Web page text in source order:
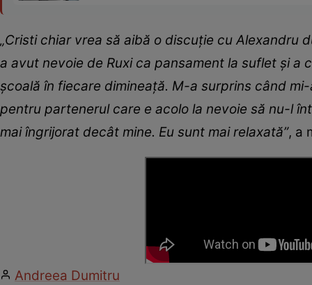
„Cristi chiar vrea să aibă o discuție cu Alexandru
a avut nevoie de Ruxi ca pansament la suflet și a
școală în fiecare dimineață. M-a surprins când
pentru partenerul care e acolo la nevoie să nu-l
mai îngrijorat decât mine. Eu sunt mai relaxată”, a
Andreea Dumitru